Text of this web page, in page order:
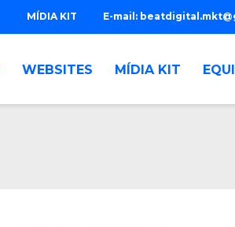
E-mail:
MÍDIA KIT
WEBSITES MÍDIA KIT